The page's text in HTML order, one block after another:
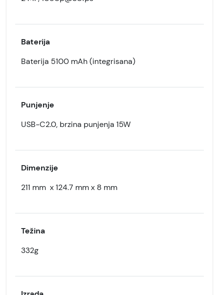
Baterija
Baterija 5100 mAh (integrisana)
Punjenje
USB-C2.0, brzina punjenja 15W
Dimenzije
211 mm x 124.7 mm x 8 mm
Težina
332g